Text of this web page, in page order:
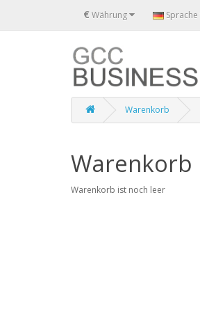
€ Währung Sprache
Warenkorb
Warenkorb
Warenkorb ist noch leer